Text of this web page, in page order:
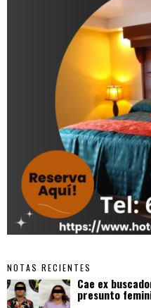
NOTAS RECIENTES
Cae ex
presunto